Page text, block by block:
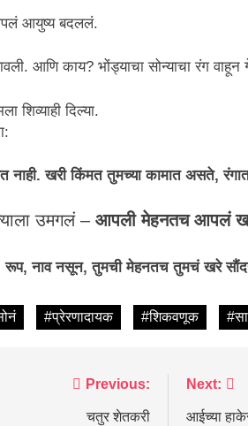
आयुष्य बदललं.
आणि काय? भोंड्याचा सोन्याचा रंग
शिव्याही दिल्या.
नाही. खरी किंमत तुमच्या कामात असते,
उमगलं – आपली मेहनतच आपलं
रूप, नाव नसून, तुमची मेहनतच तुमचं खरे
#प्रेरणादायक #शिकवणूक
Previous:
चतुर शेतकरी
Next:
आईच्या